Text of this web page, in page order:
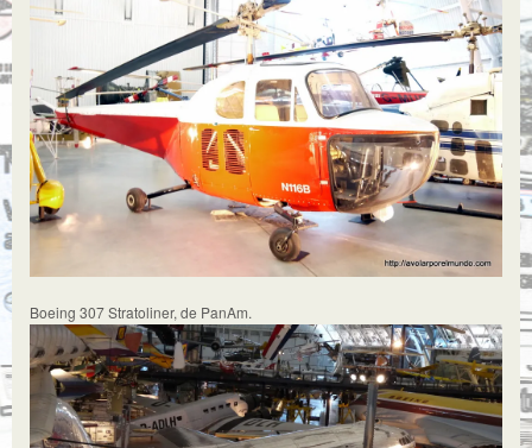
Boeing 307 Stratoliner, de PanAm.